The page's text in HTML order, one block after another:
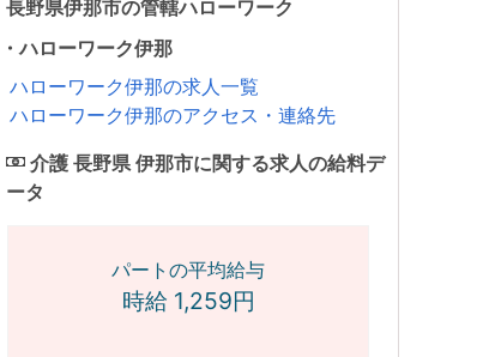
長野県伊那市の管轄ハローワーク
・ハローワーク伊那
ハローワーク伊那の求人一覧
ハローワーク伊那のアクセス・連絡先
介護 長野県 伊那市に関する求人の給料デ
ータ
パートの平均給与
時給 1,259円